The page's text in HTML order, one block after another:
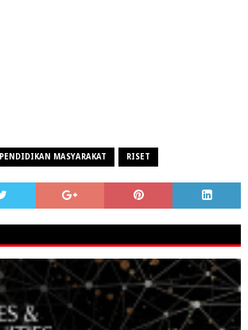
PENDIDIKAN MASYARAKAT RISET